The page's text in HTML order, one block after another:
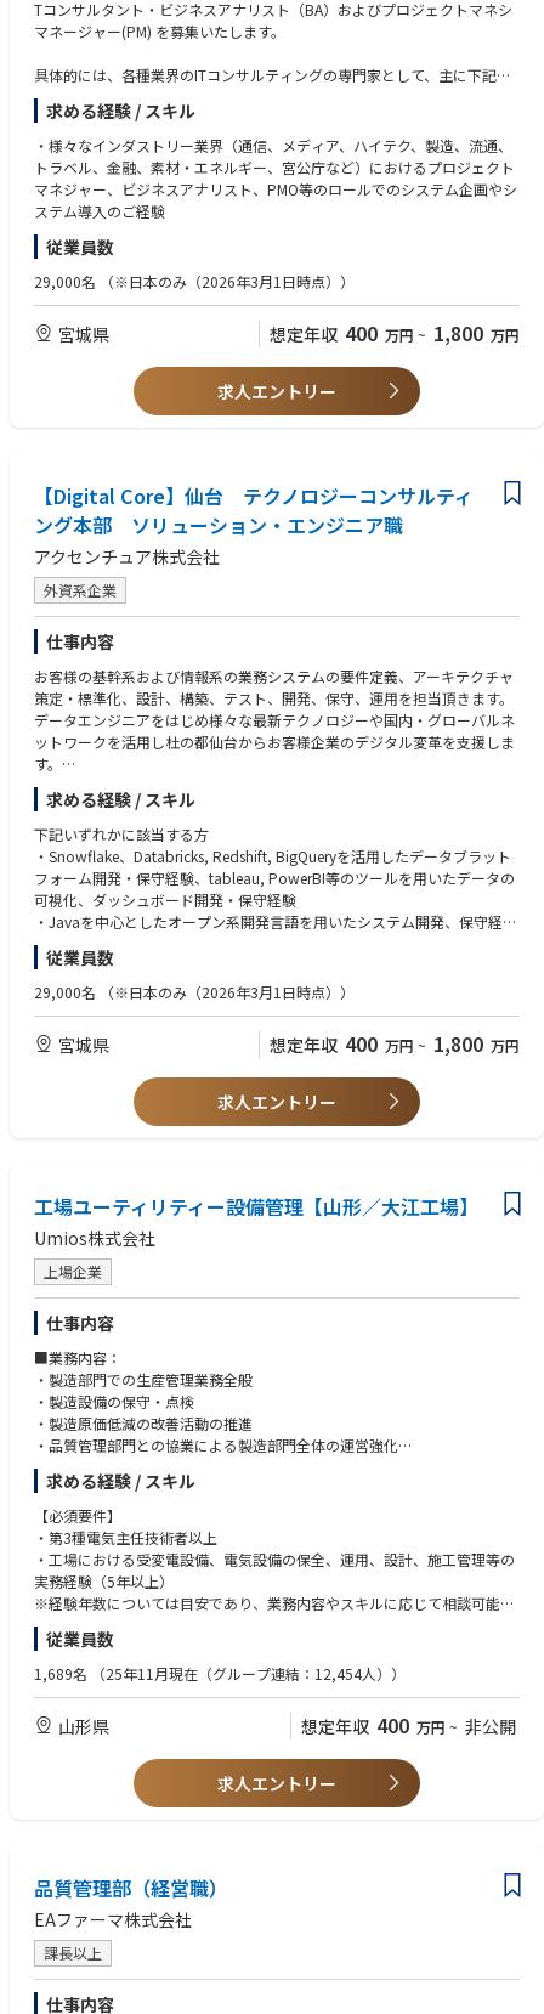
[クラウド／パッケージエンジニア]
・AWS, GCP, Azure, Salesforce, ServiceNow, SAPといったクラウドやパッ
ケージソリューションを活用した開発・運用、ETL Tool(PowerCenter, Tal
end, MuleSoft, Boomi, SAP Hana Cloud Integration etc.)を使用したIntegr
ation設計・開発、新システムへのデータ移行計画・実施等の業務を担い
ます。
◆役割・期待
・お客様にとって最適なソリューションの提案から導入支援まで行って頂
きます。
・新しいテクノロジーにキャッチアップしながら、様々な業界で、要件定
義から設計、開発、テスト、保守運用まで幅広くチャレンジして頂きま
す。
◆経験できる領域
・システム化企画や刷新計画などの上流フェーズから参画し、プロジェク
トの目的やゴール設定から携われることができます。
・グローバル共通開発方法論であるADM（Accenture Delivery Method）に
則ったシステム開発や運用の手法を習得することができます。
・中国やフィリピン、インドといった世界各地のデリバリーセンターを活
用したグローバルな分散開発を経験することができます。
・DevOpsやアジャイル、クラウドの専門家と協力し、お客様のアイデア
の迅速なgo-to-market化を支援する経験を積むことができ、またDevOps
やRPA等のオートメーション技術を活用し、システム開発の生産性と品質
を劇的に向上させるための自動化方針の立案から導入まで担当することが
できます。
[データエンジニア]
・データエンジニアとして最新の技術を用いた大規模なデータプラットフ
ォーム構築、保守開発を通じてフルスタックのデータアーキテクト、デー
タエンジニアへの成長が可能です。また、データの分析・可視化を通じて
お客様企業のデータ利活用を促進し、デジタル変革の礎を築くことができ
ます。
[カスタムエンジニア]
・Web系のカスタムアプリケーションのみならず多様なテクノロジーが採
用された大手企業のシステム開発、運用を担うため、アーキテクトに必要
・大手企業の既存基幹系システムを分析し、サーバーレス化や、マイクロ
サービス化を支援することで、Web系企業でも経験することのできない大
規模案件に携わることができます。
・OSSをフル活用したJavaの最新アーキテクチャをお客様に提案できるア
ーキテクチャ検討フェーズから参画できます。
[クラウド／パッケージエンジニア]
・SCM（サプライチェーン）/CRM（顧客管理）/HCM（人財管理）/ITSM
経験することができます。
・クラウドソリューション/既存のクライアント資産を分析し、データフ
ローの概略設計、データ移行計画策定を実施することが求められるため、
広範囲のITスキルのみならず、お客様/海外ベンダーとのコミュニケーショ
ン能力・分析力・計画立案力を身に着けることができます。
Tコンサルタント・ビジネスアナリスト（BA）およびプロジェクトマネシ
マネージャー(PM) を募集いたします。
具体的には、各種業界のITコンサルティングの専門家として、主に下記を
担当していただきます。
・システム将来像の策定
・DXプランニング、DX推進
・グローバルプロジェクトプランニング、グローバルプロジェクト推進
・ビジネス要件の定義・最適化
・ソリューション検討、システム開発計画の立案
求める経験 / スキル
・様々なインダストリー業界（通信、メディア、ハイテク、製造、流通、
トラベル、金融、素材・エネルギー、宮公庁など）におけるプロジェクト
マネジャー、ビジネスアナリスト、PMO等のロールでのシステム企画やシ
ステム導入のご経験
従業員数
29,000名 （※日本のみ（2026年3月1日時点））
宮城県 想定年収 400 万円 ~ 1,800 万円
求人エントリー
【Digital Core】仙台 テクノロジーコンサルティ
ング本部 ソリューション・エンジニア職
アクセンチュア株式会社
外資系企業
仕事内容
お客様の基幹系および情報系の業務システムの要件定義、アーキテクチャ
策定・標準化、設計、構築、テスト、開発、保守、運用を担当頂きます。
データエンジニアをはじめ様々な最新テクノロジーや国内・グローバルネ
ットワークを活用し杜の都仙台からお客様企業のデジタル変革を支援しま
す。
企業におけるデジタルトランスフォーション案件において、最先端テクノ
ロジーを活用した業務・ビジネスの変革を推進するために、戦略企画から
変革実行・運用まで一貫した支援を行う人材を募集します。具体的には下
記を担当頂きます。
■ソリューション・エンジニア職業務内容
・最新の技術を用いた大規模なデータプラットフォーム構築、保守開発を
通じてフルスタックのデータアーキテクト、データエンジニアへの成長が
可能です。また、データの分析・可視化を通じてお客様企業のデータ利活
用を促進し、デジタル変革の礎を築くことができます。
【カスタムエンジニアPJ】
・Web系のカスタムアプリケーションのみならず多様なテクノロジーが採
サービス化を支援することで、Web系企業でも経験することのない大規模
案件に携わることができます。
・OSSをフル活用したJavaの最新アーキテクチャをお客様に提案できるア
ーキテクチャ検討フェーズから参画できます。
【クラウド／パッケージエンジニアPJ】
・SCM/CRM/HCM/ITSM （ITサービス管理）等の業務を多様なパッケージ
ソリューション導入を通して学ぶことができます。
・クラウドソリューション／既存のクライアント資産を分析し、データフ
ローの概路設計、データ移行計画策定を実施することが求められる為、広
範囲のITスキルのみならず、お客様/海外トベンダーとのコミュニケーショ
ン能力・分析力・計画立案力を身に着けることができます。
求める経験 / スキル
下記いずれかに該当する方
・Snowflake、Databricks, Redshift, BigQueryを活用したデータブラット
フォーム開発・保守経験、tableau, PowerBI等のツールを用いたデータの
可視化、ダッシュボード開発・保守経験
・Javaを中心としたオープン系開発言語を用いたシステム開発、保守経験
（C*、C++、Python、 PHP. VB. VBA、 SOL)
・IOS、 Android 上でのアプリケーション開発、保守経験
・AWS、 GCP、Azurewのクラウドサービスを利用したシステム構築・保
•Salesforce、 ServiceNow、SAP等のパッケージ製品導入経験
・ソフトウェア工学に基づいた品質管理スキル
・可用性、セキュリティを考慮したアプリケーションの設計経験
従業員数
29,000名 （※日本のみ（2026年3月1日時点））
宮城県 想定年収 400 万円 ~ 1,800 万円
求人エントリー
工場ユーティリティー設備管理【山形／大江工場】
Umios株式会社
上場企業
仕事内容
■業務内容：
・製造部門での生産管理業務全般
・製造設備の保守・点検
・製造原価低減の改善活動の推進
・品質管理部門との協業による製造部門全体の運営強化
安定した原材料調達力をベースに、冷凍食品や缶詰、フィッシュソーセー
ジ、カップゼリーなど多様化する食のニーズにこたえるさまざまな加工食
品を、国内だけでなく海外でも生産しています。
働く現場が変わるごとに、何度も新たな仕事の魅力を感じられます。また
改善活動も活発で、各生産拠点間でのつながりも強く、自部署の成長とと
もに自分自身の成長も感じられる会社です。
転勤はありません。
地域に根ざしながら、将来の変化に合わせて総合職へのキャリアアップも
柔軟に選択可能です。
求める経験 / スキル
【必須要件】
・第3種電気主任技術者以上
・工場における受変電設備、電気設備の保全、運用、設計、施工管理等の
実務経験（5年以上）
※経験年数については目安であり、業務内容やスキルに応じて相談可能で
す。
【歓迎要件】
・エネルギー管理士
・公害防止管理者（水質）
・冷凍機械責任者
等のユーティリティー設備管理経験
電気主任技術者としての実務経験をお持ちで、排水処理設備や冷凍設備を
含む工場でのユーティリティー設備の管理経験を有する方を歓迎します。
従業員数
1,689名 （25年11月現在（グループ連結：12,454人））
山形県 想定年収 400 万円 ~ 非公開
求人エントリー
品質管理部（経営職）
EAファーマ株式会社
課長以上
仕事内容